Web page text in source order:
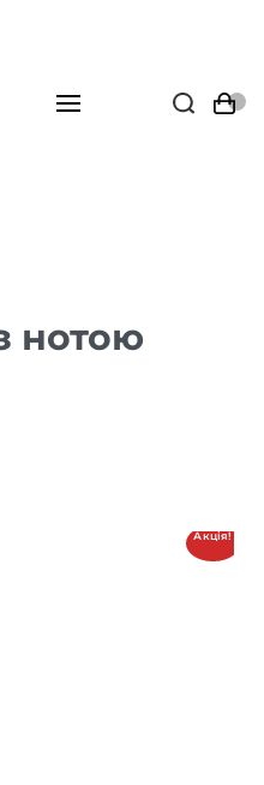
нотою
Акція!